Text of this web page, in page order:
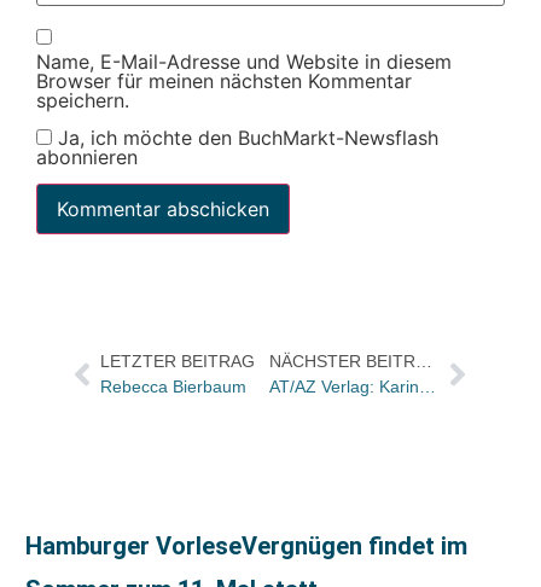
Name, E-Mail-Adresse und Website in diesem
Browser für meinen nächsten Kommentar
speichern.
Ja, ich möchte den BuchMarkt-Newsflash
abonnieren
LETZTER BEITRAG
Rebecca Bierbaum
Hamburger VorleseVergnügen findet im